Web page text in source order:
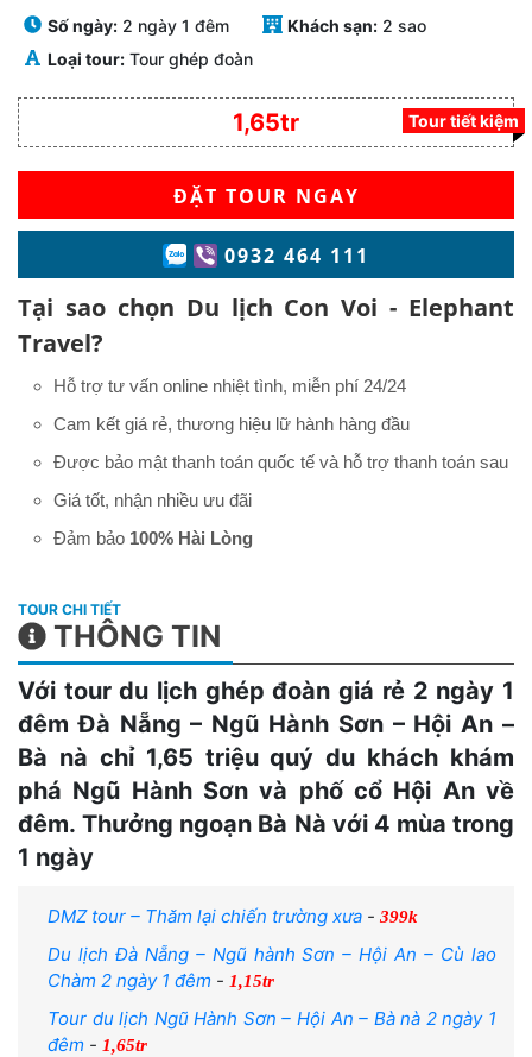
Số ngày: 2 ngày 1 đêm Khách sạn: 2 sao
Loại tour: Tour ghép đoàn
1,65tr Tour tiết kiệm
ĐẶT TOUR NGAY
0932 464 111
Tại sao chọn Du lịch Con Voi - Elephant
Travel?
Hỗ trợ tư vấn online nhiệt tình, miễn phí 24/24
Cam kết giá rẻ, thương hiệu lữ hành hàng đầu
Được bảo mật thanh toán quốc tế và hỗ trợ thanh toán sau
Giá tốt, nhận nhiều ưu đãi
Đảm bảo 100% Hài Lòng
THÔNG TIN
Với tour du lịch ghép đoàn giá rẻ 2 ngày 1
đêm Đà Nẵng – Ngũ Hành Sơn – Hội An –
Bà nà chỉ 1,65 triệu quý du khách khám
phá Ngũ Hành Sơn và phố cổ Hội An về
đêm. Thưởng ngoạn Bà Nà với 4 mùa trong
1 ngày
DMZ tour – Thăm lại chiến trường xưa - 399k
Du lịch Đà Nẵng – Ngũ hành Sơn – Hội An – Cù lao
Chàm 2 ngày 1 đêm - 1,15tr
Tour du lịch Ngũ Hành Sơn – Hội An – Bà nà 2 ngày 1
đêm - 1,65tr